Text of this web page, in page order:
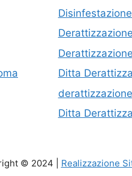
Ditta
Ditta
© 2024 | Realizzazione